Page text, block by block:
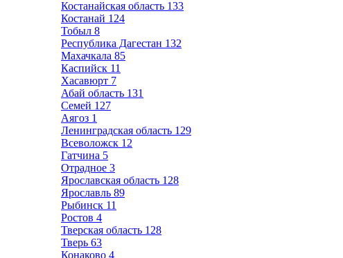
Костанайская область 133
Костанай 124
Тобыл 8
Республика Дагестан 132
Махачкала 85
Каспийск 11
Хасавюрт 7
Абай область 131
Семей 127
Аягоз 1
Ленинградская область 129
Всеволожск 12
Гатчина 5
Отрадное 3
Ярославская область 128
Ярославль 89
Рыбинск 11
Ростов 4
Тверская область 128
Тверь 63
Конаково 4